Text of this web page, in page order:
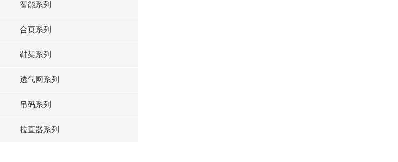
智能系列
合页系列
鞋架系列
透气网系列
吊码系列
拉直器系列